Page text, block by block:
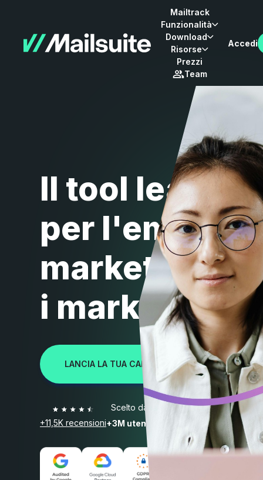
Mailtrack
Funzionalità
Download
Risorse
Prezzi
Team
Accedi
Il tool leader
per l'email
marketing
i marketer
LANCIA LA TUA CAMPAGNA OGGI STESSO >>
+11,5K recensioni
Scelto da
+3M utenti